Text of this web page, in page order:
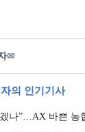
✉
의 인기기사
은행, 본사 이전설에 ‘긴장’ [막